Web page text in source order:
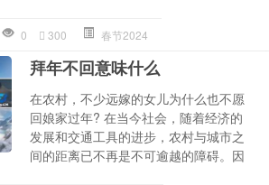
0 300 春节2024
拜年不回意味什么
在农村，不少远嫁的女儿为什么也不愿
回娘家过年? 在当今社会，随着经济的
发展和交通工具的进步，农村与城市之
间的距离已不再是不可逾越的障碍。因